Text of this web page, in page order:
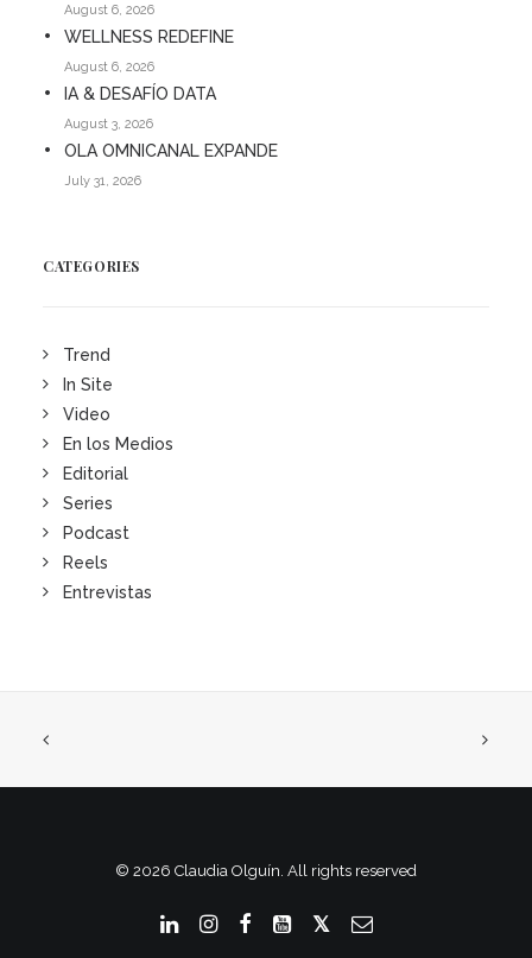
August 6, 2026
WELLNESS REDEFINE
August 6, 2026
IA & DESAFÍO DATA
August 3, 2026
OLA OMNICANAL EXPANDE
July 31, 2026
CATEGORIES
Trend
In Site
Video
En los Medios
Editorial
Series
Podcast
Reels
Entrevistas
© 2026 Claudia Olguín. All rights reserved